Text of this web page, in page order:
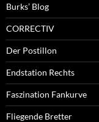
Burks’ Blog
CORRECTIV
Der Postillon
Endstation Rechts
Faszination Fankurve
Fliegende Bretter